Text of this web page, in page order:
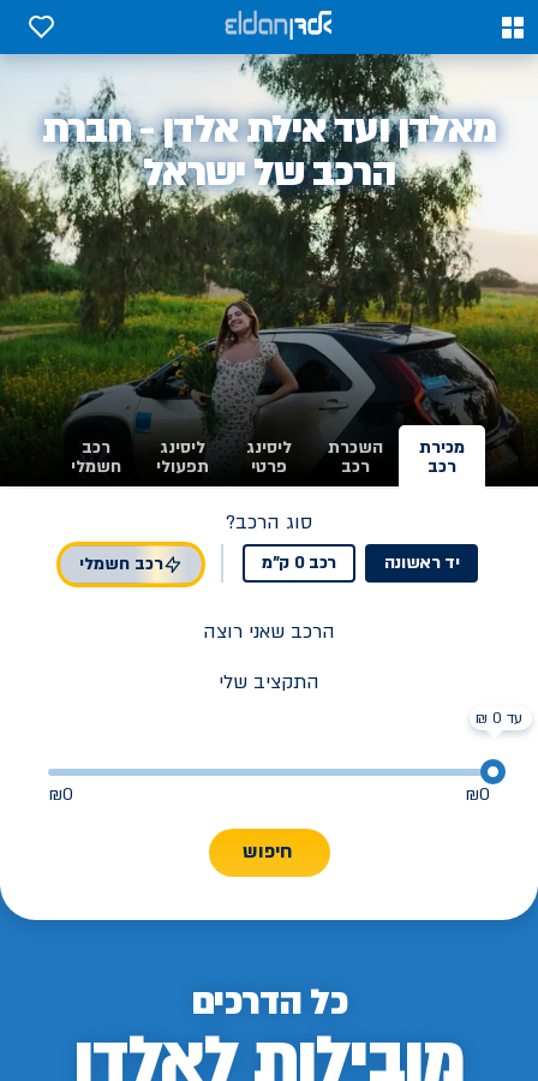
0
0
אלדן
מאלדן ועד אילת אלדן - חברת
הרכב של ישראל
מכירת
רכב
השכרת
רכב
ליסינג
פרטי
ליסינג
תפעולי
רכב
חשמלי
סוג הרכב?
יד ראשונה רכב 0 ק"מ רכב חשמלי
הרכב שאני רוצה
התקציב שלי
₪0
₪0
חיפוש
כל הדרכים
מובילות לאלדן
עד 0 ₪